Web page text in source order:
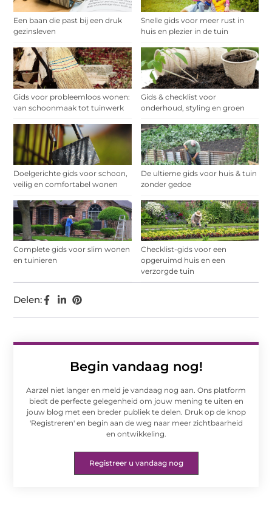
Een baan die past bij een druk
gezinsleven
Snelle gids voor meer rust in
huis en plezier in de tuin
Gids voor probleemloos wonen:
van schoonmaak tot tuinwerk
Gids & checklist voor
onderhoud, styling en groen
Doelgerichte gids voor schoon,
veilig en comfortabel wonen
De ultieme gids voor huis & tuin
zonder gedoe
Complete gids voor slim wonen
en tuinieren
Checklist-gids voor een
opgeruimd huis en een
verzorgde tuin
Begin vandaag nog!
Aarzel niet langer en meld je vandaag nog aan. Ons platform
biedt de perfecte gelegenheid om jouw mening te uiten en
jouw blog met een breder publiek te delen. Druk op de knop
'Registreren' en begin aan de weg naar meer zichtbaarheid
en ontwikkeling.
Registreer u vandaag nog
Delen: